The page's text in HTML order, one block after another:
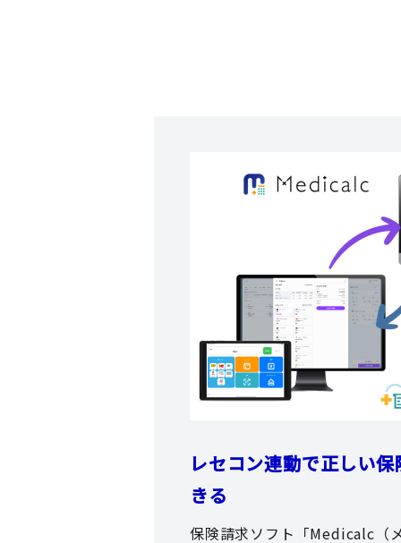
レセコン連動で正しい
きる
保険請求ソフト「Medicalc（